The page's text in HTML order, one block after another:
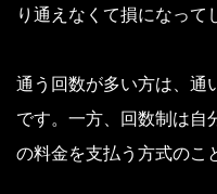
り通えなくて損になって
通う回数が多い方は、通
です。一方、回数制は自
の料金を支払う方式のこ